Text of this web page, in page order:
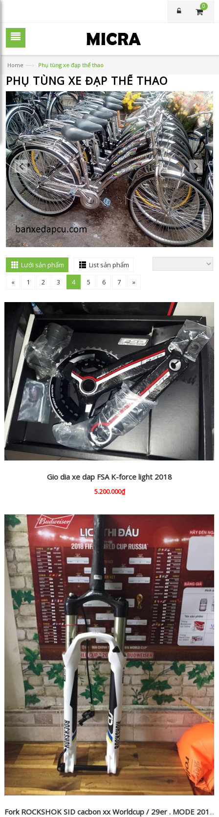
0
Home —› Phụ tùng xe đạp thể thao
PHỤ TÙNG XE ĐẠP THỂ THAO
Lưới sản phẩm
List sản phẩm
«
1 2 3 4 5 6 7 »
Gio dia xe dap FSA K-force light 2018
5.200.000₫
Fork ROCKSHOK SID cacbon xx Worldcup / 29er . MODE 2018 new